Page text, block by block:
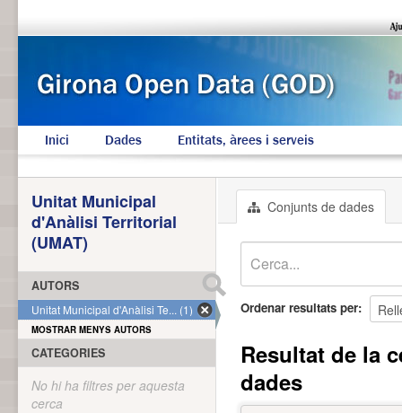
Inici Dades Entitats, àrees i serveis
Conjunts de dades
Ordenar resultats per
Resultat de la
dades
Unitat Municipal
d'Anàlisi Territorial
(UMAT)
AUTORS
Unitat Municipal d'Anàlisi Te... (1)
MOSTRAR MENYS AUTORS
CATEGORIES
No hi ha filtres per aquesta
cerca